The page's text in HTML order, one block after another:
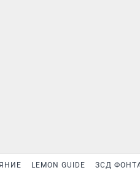
LEMON GUIDE ЗСД